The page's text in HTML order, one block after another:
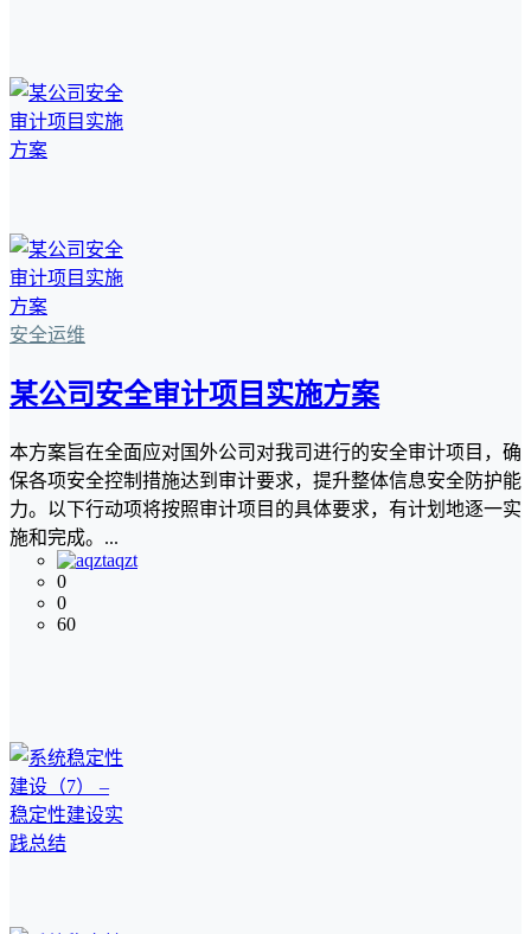
安全运维
某公司安全审计项目实施方案
本方案旨在全面应对国外公司对我司进行的安全审计项目，确
保各项安全控制措施达到审计要求，提升整体信息安全防护能
力。以下行动项将按照审计项目的具体要求，有计划地逐一实
施和完成。...
aqzt
0
0
60